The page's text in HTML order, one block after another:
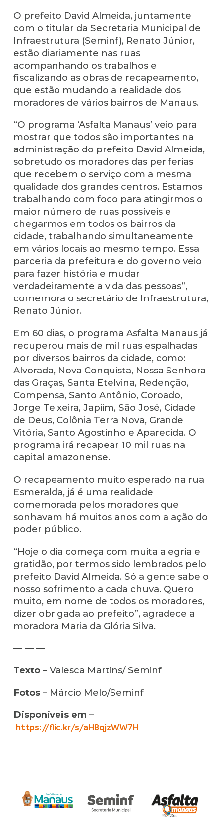
O prefeito David Almeida, juntamente
com o titular da Secretaria Municipal de
Infraestrutura (Seminf), Renato Júnior,
estão diariamente nas ruas
acompanhando os trabalhos e
fiscalizando as obras de recapeamento,
que estão mudando a realidade dos
moradores de vários bairros de Manaus.
“O programa ‘Asfalta Manaus’ veio para
mostrar que todos são importantes na
administração do prefeito David Almeida,
sobretudo os moradores das periferias
que recebem o serviço com a mesma
qualidade dos grandes centros. Estamos
trabalhando com foco para atingirmos o
maior número de ruas possíveis e
chegarmos em todos os bairros da
cidade, trabalhando simultaneamente
em vários locais ao mesmo tempo. Essa
parceria da prefeitura e do governo veio
para fazer história e mudar
verdadeiramente a vida das pessoas”,
comemora o secretário de Infraestrutura,
Renato Júnior.
Em 60 dias, o programa Asfalta Manaus já
recuperou mais de mil ruas espalhadas
por diversos bairros da cidade, como:
Alvorada, Nova Conquista, Nossa Senhora
das Graças, Santa Etelvina, Redenção,
Compensa, Santo Antônio, Coroado,
Jorge Teixeira, Japiim, São José, Cidade
de Deus, Colônia Terra Nova, Grande
Vitória, Santo Agostinho e Aparecida. O
programa irá recapear 10 mil ruas na
capital amazonense.
O recapeamento muito esperado na rua
Esmeralda, já é uma realidade
comemorada pelos moradores que
sonhavam há muitos anos com a ação do
poder público.
“Hoje o dia começa com muita alegria e
gratidão, por termos sido lembrados pelo
prefeito David Almeida. Só a gente sabe o
nosso sofrimento a cada chuva. Quero
muito, em nome de todos os moradores,
dizer obrigada ao prefeito”, agradece a
moradora Maria da Glória Silva.
— — —
Texto– Valesca Martins/ Seminf
Fotos– Márcio Melo/Seminf
Disponíveis em –
https://flic.kr/s/aHBqjzWW7H